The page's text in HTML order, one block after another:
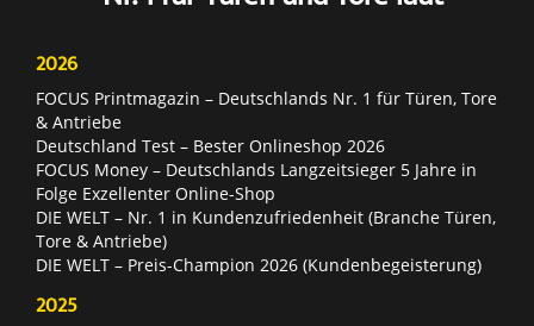
2026
FOCUS Printmagazin – Deutschlands Nr. 1 für Türen, Tore
& Antriebe
Deutschland Test – Bester Onlineshop 2026
FOCUS Money – Deutschlands Langzeitsieger 5 Jahre in
Folge Exzellenter Online-Shop
DIE WELT – Nr. 1 in Kundenzufriedenheit (Branche Türen,
Tore & Antriebe)
DIE WELT – Preis-Champion 2026 (Kundenbegeisterung)
2025